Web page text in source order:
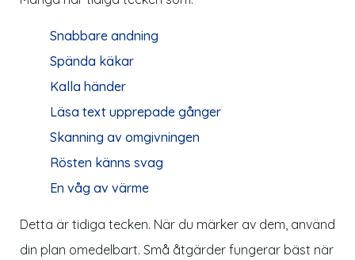
Snabbare andning
Spända käkar
Kalla händer
Läsa text upprepade gånger
Skanning av omgivningen
Rösten känns svag
En våg av värme
Detta är tidiga tecken. När du märker av dem, använd
din plan omedelbart. Små åtgärder fungerar bäst när